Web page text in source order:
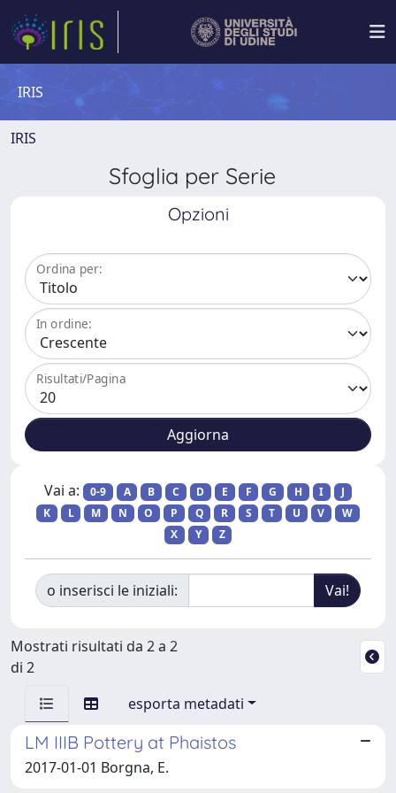
IRIS
IRIS
Sfoglia per Serie
Opzioni
Ordina per:
In ordine:
Risultati/Pagina
Vai a: 0-9 A B C D E F G H I
J
K
L M N O P Q R S T U V
W
X
Y Z
o inserisci le iniziali:
Mostrati risultati da 2 a 2
di 2
esporta metadati
LM IIIB Pottery at Phaistos
2017-01-01 Borgna, E.